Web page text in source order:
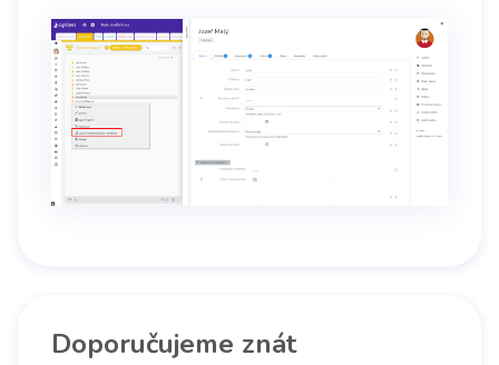
Doporučujeme znát